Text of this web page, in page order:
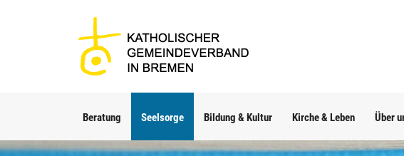
Beratung Seelsorge Bildung & Kultur Kirche & Leben Über